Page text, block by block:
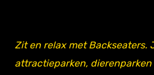
Zit en relax met Backseaters.
attractieparken, dierenparken